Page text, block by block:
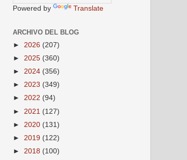
Powered by Translate
ARCHIVO DEL BLOG
► 2026 (207)
► 2025 (360)
► 2024 (356)
► 2023 (349)
► 2022 (94)
► 2021 (127)
► 2020 (131)
► 2019 (122)
► 2018 (100)